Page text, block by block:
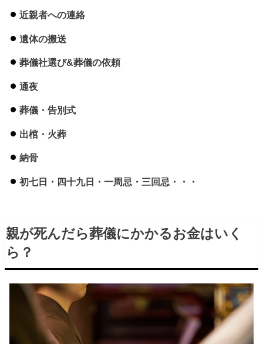
近親者への連絡
遺体の搬送
葬儀社選び&葬儀の依頼
通夜
葬儀・告別式
出棺・火葬
納骨
初七日・四十九日・一周忌・三回忌・・・
親が死んだら葬儀にかかるお金はいく
ら？